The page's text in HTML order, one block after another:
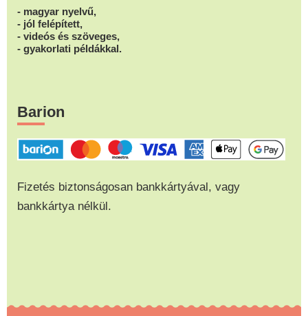
- magyar nyelvű,
- jól felépített,
- videós és szöveges,
- gyakorlati példákkal.
Barion
Fizetés biztonságosan bankkártyával, vagy
bankkártya nélkül.